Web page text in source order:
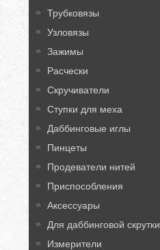
Трубковязы
Узловязы
Зажимы
Расчески
Скручиватели
Ступки для меха
Даббинговые иглы
Пинцеты
Продеватели нитей
Приспособления
Аксессуары
Для даббинговой скрутки
Измерители